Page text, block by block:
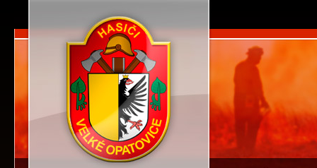
SDH Velké Opatovice